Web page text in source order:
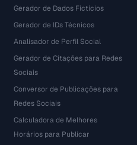
Gerador de Dados Fictícios
Gerador de IDs Técnicos
Analisador de Perfil Social
Gerador de Citações para Redes
Sociais
Conversor de Publicações para
Redes Sociais
Calculadora de Melhores
Horários para Publicar